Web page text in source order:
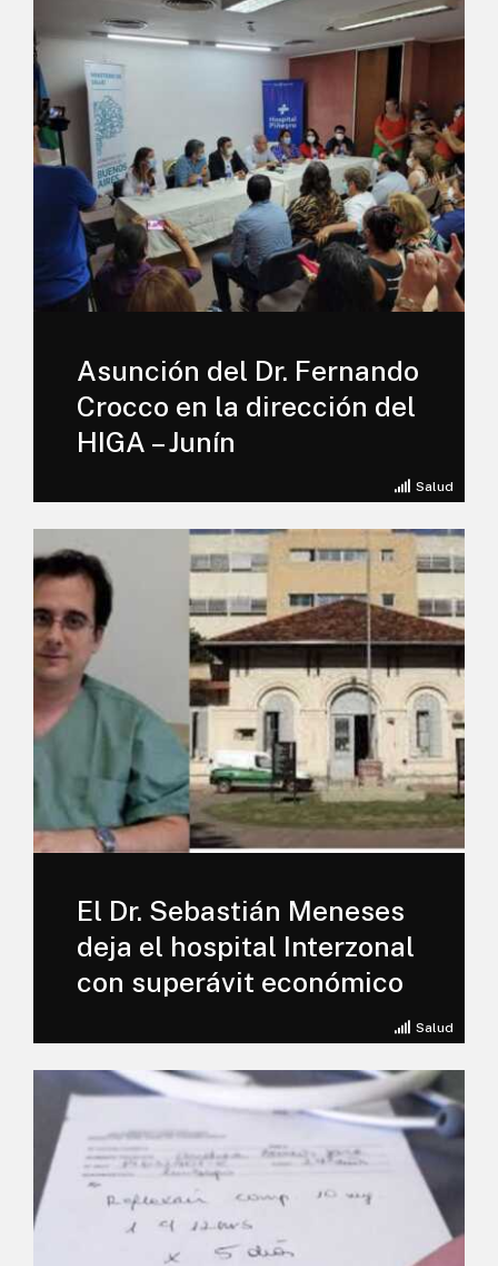
Salud
Asunción del Dr. Fernando
Crocco en la dirección del
HIGA – Junín
Salud
El Dr. Sebastián Meneses
deja el hospital Interzonal
con superávit económico